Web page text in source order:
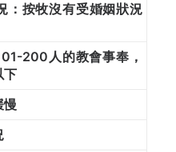
：按牧沒有受婚姻狀況
200人的教會事奉，
下
慢